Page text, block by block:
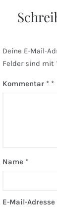
Deine E-Mail-
Felder sind mit
Kommentar *
Name *
E-Mail-Adresse